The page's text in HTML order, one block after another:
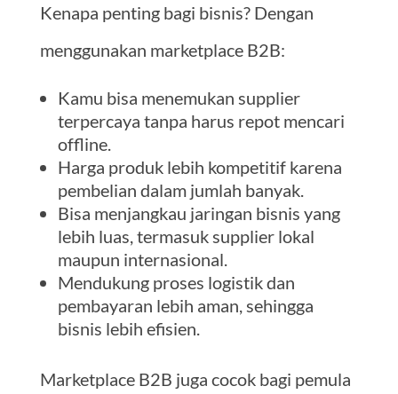
Kenapa penting bagi bisnis? Dengan
menggunakan marketplace B2B:
Kamu bisa menemukan supplier
terpercaya tanpa harus repot mencari
offline.
Harga produk lebih kompetitif karena
pembelian dalam jumlah banyak.
Bisa menjangkau jaringan bisnis yang
lebih luas, termasuk supplier lokal
maupun internasional.
Mendukung proses logistik dan
pembayaran lebih aman, sehingga
bisnis lebih efisien.
Marketplace B2B juga cocok bagi pemula